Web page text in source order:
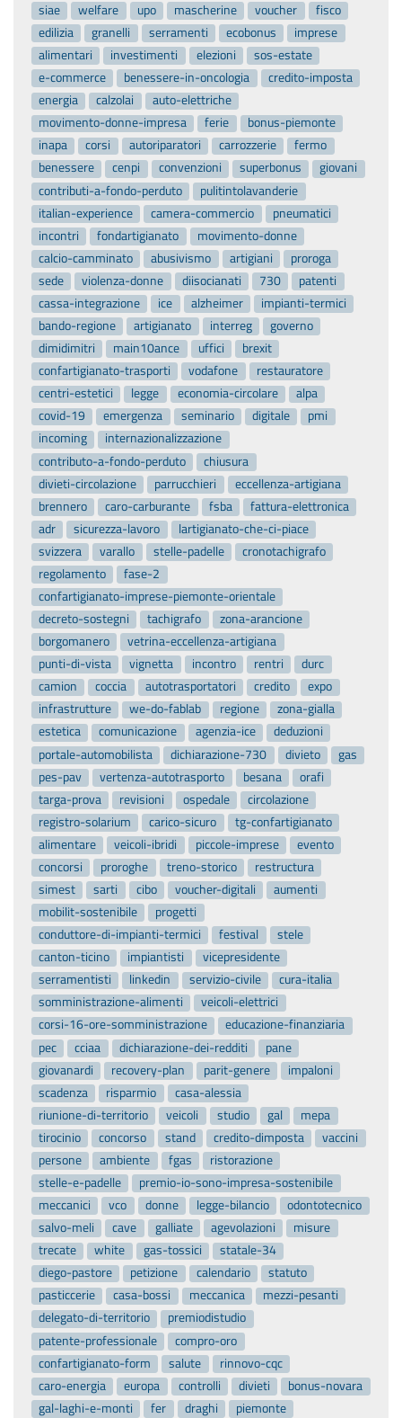
siae welfare upo mascherine voucher
fisco
edilizia
granelli serramenti ecobonus
imprese
alimentari
investimenti elezioni
sos-estate
e-commerce
benessere-in-oncologia
credito-imposta
energia
calzolai
auto-elettriche
movimento-donne-impresa
ferie
bonus-piemonte
inapa
corsi autoriparatori carrozzerie
fermo
benessere
cenpi convenzioni superbonus
giovani
contributi-a-fondo-perduto
pulitintolavanderie
italian-experience
camera-commercio
pneumatici
incontri
fondartigianato
movimento-donne
calcio-camminato
abusivismo artigiani
proroga
sede
violenza-donne diisocianati 730
patenti
cassa-integrazione
ice alzheimer
impianti-termici
bando-regione
artigianato interreg
governo
dimidimitri
main10ance uffici
brexit
confartigianato-trasporti
vodafone
restauratore
centri-estetici
legge economia-circolare
alpa
covid-19
emergenza seminario digitale
pmi
incoming
internazionalizzazione
contributo-a-fondo-perduto
chiusura
divieti-circolazione
parrucchieri
eccellenza-artigiana
brennero
caro-carburante fsba
fattura-elettronica
adr
sicurezza-lavoro
lartigianato-che-ci-piace
svizzera
varallo stelle-padelle
cronotachigrafo
regolamento
fase-2
confartigianato-imprese-piemonte-orientale
decreto-sostegni
tachigrafo
zona-arancione
borgomanero
vetrina-eccellenza-artigiana
punti-di-vista
vignetta incontro rentri
durc
camion
coccia autotrasportatori credito
expo
infrastrutture
we-do-fablab regione
zona-gialla
estetica
comunicazione agenzia-ice
deduzioni
portale-automobilista
dichiarazione-730 divieto
gas
pes-pav
vertenza-autotrasporto besana
orafi
targa-prova
revisioni ospedale
circolazione
registro-solarium
carico-sicuro
tg-confartigianato
alimentare
veicoli-ibridi piccole-imprese
evento
concorsi
proroghe treno-storico
restructura
simest
sarti cibo voucher-digitali
aumenti
mobilit-sostenibile
progetti
conduttore-di-impianti-termici
festival
stele
canton-ticino
impiantisti
vicepresidente
serramentisti
linkedin servizio-civile
cura-italia
somministrazione-alimenti
veicoli-elettrici
corsi-16-ore-somministrazione
educazione-finanziaria
pec
cciaa dichiarazione-dei-redditi
pane
giovanardi
recovery-plan parit-genere
impaloni
scadenza
risparmio
casa-alessia
riunione-di-territorio
veicoli studio gal
mepa
tirocinio
concorso stand credito-dimposta
vaccini
persone
ambiente fgas
ristorazione
stelle-e-padelle
premio-io-sono-impresa-sostenibile
meccanici
vco donne legge-bilancio
odontotecnico
salvo-meli
cave galliate agevolazioni
misure
trecate
white gas-tossici
statale-34
diego-pastore
petizione calendario
statuto
pasticcerie
casa-bossi meccanica
mezzi-pesanti
delegato-di-territorio
premiodistudio
patente-professionale
compro-oro
confartigianato-form
salute
rinnovo-cqc
caro-energia
europa controlli divieti
bonus-novara
gal-laghi-e-monti
fer draghi
piemonte